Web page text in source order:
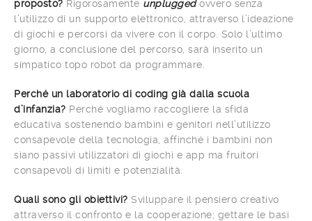
proposto? Rigorosamente unplugged ovvero senza
l’utilizzo di un supporto elettronico, attraverso l’ideazione
di giochi e percorsi da vivere con il corpo. Solo l’ultimo
giorno, a conclusione del percorso, sarà inserito un
simpatico topo robot da programmare.
Perché un laboratorio di coding già dalla scuola
d’infanzia? Perché vogliamo raccogliere la sfida
educativa sostenendo bambini e genitori nell’utilizzo
consapevole della tecnologia, affinché i bambini non
siano passivi utilizzatori di giochi e app ma fruitori
consapevoli di limiti e potenzialità.
Quali sono gli obiettivi? Sviluppare il pensiero creativo
attraverso il confronto e la cooperazione; gettare le basi